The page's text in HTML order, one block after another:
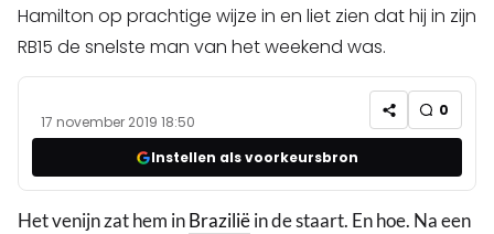
Hamilton op prachtige wijze in en liet zien dat hij in zijn
RB15 de snelste man van het weekend was.
17 november 2019 18:50
0
Instellen als voorkeursbron
Het venijn zat hem inBraziliëin de staart. En hoe. Na een